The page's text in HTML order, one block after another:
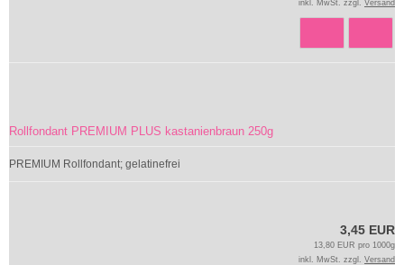
inkl. MwSt. zzgl. Versand
Rollfondant PREMIUM PLUS kastanienbraun 250g
PREMIUM Rollfondant; gelatinefrei
3,45 EUR
13,80 EUR pro 1000g
inkl. MwSt. zzgl. Versand